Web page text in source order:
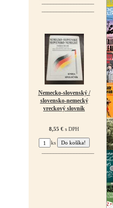
Nemecko-slovenský /
slovensko-nemecký
vreckový slovník
8,55 € s DPH
ks